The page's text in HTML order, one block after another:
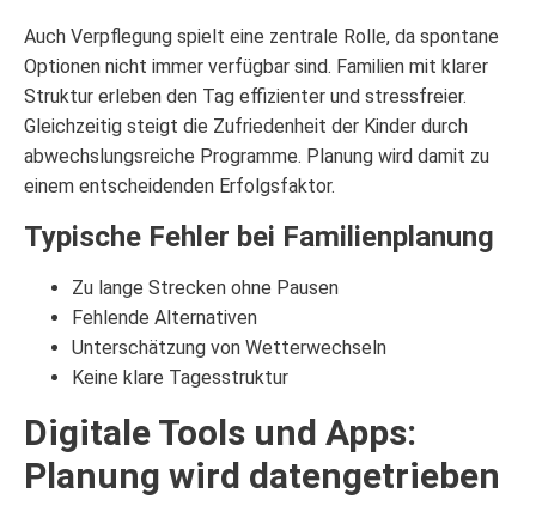
Auch Verpflegung spielt eine zentrale Rolle, da spontane
Optionen nicht immer verfügbar sind. Familien mit klarer
Struktur erleben den Tag effizienter und stressfreier.
Gleichzeitig steigt die Zufriedenheit der Kinder durch
abwechslungsreiche Programme. Planung wird damit zu
einem entscheidenden Erfolgsfaktor.
Typische Fehler bei Familienplanung
Zu lange Strecken ohne Pausen
Fehlende Alternativen
Unterschätzung von Wetterwechseln
Keine klare Tagesstruktur
Digitale Tools und Apps:
Planung wird datengetrieben